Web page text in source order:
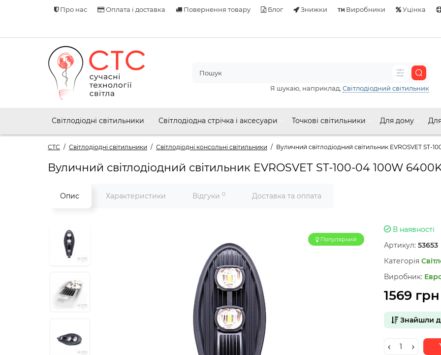
Про нас Оплата і доставка Повернення товару Блог Знижки Виробники Уцінка
Я шукаю, наприклад, Світлодіодний світильник
Світлодіодні світильники Світлодіодна стрічка і аксесуари Точкові світильники Для дому
СТС Світлодіодні світильники Світлодіодні консольні світильники Вуличний світлодіодний світильник EVROSVET ST-
Вуличний світлодіодний світильник EVROSVET ST-100-04 100W
Опис Характеристики Відгуки 0 Доставка та оплата
Популярний
В наявності
Артикул: 53653
Категорія
Виробник:
1569 грн
Знайшли